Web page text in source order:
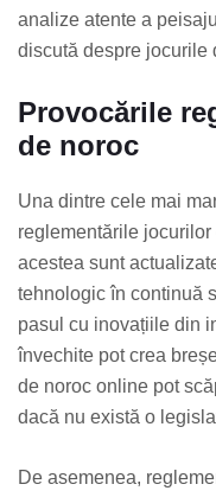
analize atente a
discută despre jocurile
Provocările
de noroc
Una dintre cele mai
reglementările
acestea sunt
tehnologic în continuă
pasul cu inovațiile din
învechite pot crea
de noroc online pot
dacă nu există o
De asemenea,